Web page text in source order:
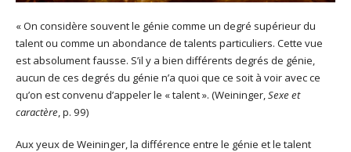
« On considère souvent le génie comme un degré supérieur du
talent ou comme un abondance de talents particuliers. Cette vue
est absolument fausse. S’il y a bien différents degrés de génie,
aucun de ces degrés du génie n’a quoi que ce soit à voir avec ce
qu’on est convenu d’appeler le « talent ». (Weininger,Sexe et
caractère, p. 99)
Aux yeux de Weininger, la différence entre le génie et le talent